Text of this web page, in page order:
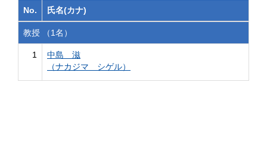
No. 氏名(カナ)
教授 （1名）
1
中島 滋
（ナカジマ シゲル）